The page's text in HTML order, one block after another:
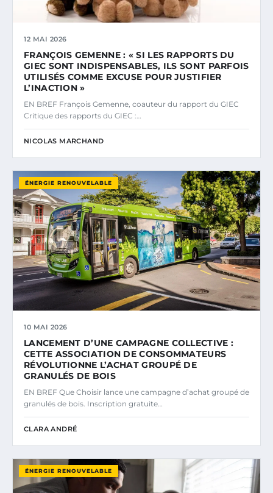
12 MAI 2026
FRANÇOIS GEMENNE : « SI LES RAPPORTS DU
GIEC SONT INDISPENSABLES, ILS SONT PARFOIS
UTILISÉS COMME EXCUSE POUR JUSTIFIER
L’INACTION »
EN BREF François Gemenne, coauteur du rapport du GIEC
Critique des rapports du GIEC :…
NICOLAS MARCHAND
ÉNERGIE RENOUVELABLE
10 MAI 2026
LANCEMENT D’UNE CAMPAGNE COLLECTIVE :
CETTE ASSOCIATION DE CONSOMMATEURS
RÉVOLUTIONNE L’ACHAT GROUPÉ DE
GRANULÉS DE BOIS
EN BREF Que Choisir lance une campagne d’achat groupé de
granulés de bois. Inscription gratuite…
CLARA ANDRÉ
ÉNERGIE RENOUVELABLE